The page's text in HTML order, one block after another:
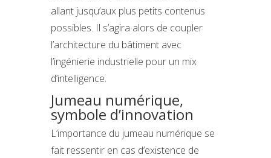
allant jusqu’aux plus petits contenus
possibles. Il s’agira alors de coupler
l’architecture du bâtiment avec
l’ingénierie industrielle pour un mix
d’intelligence.
Jumeau numérique,
symbole d’innovation
L’importance du jumeau numérique se
fait ressentir en cas d’existence de